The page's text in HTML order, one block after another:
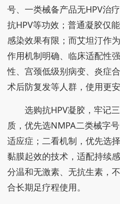
号、一类械备产品无HPV治
抗HPV等功效；普通凝胶仅
感染效果有限；而艾坦汀作
作用机制明确、临床适配性
性、宫颈低级别病变、炎症
术后防复发等人群，使用更安
选购抗HPV凝胶，牢记
质，优先选NMPA二类械字
适应症；二看机制，优先选
黏膜起效的技术，适配持续
分温和无激素、无抗生素，
合长期足疗程使用。